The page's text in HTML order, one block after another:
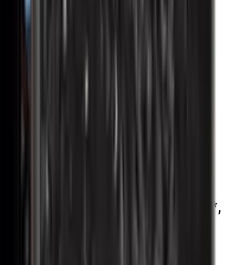
*, poivre noir *, muscade *,
*, citronnelle *, clous de
*, cardamome *.